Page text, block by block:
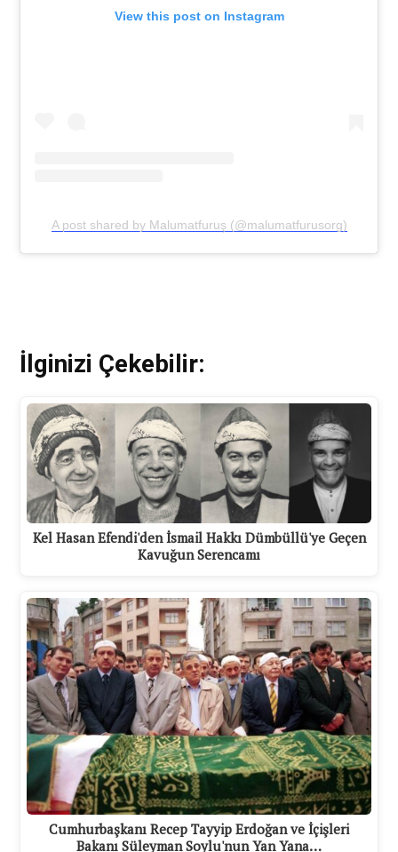
View this post on Instagram
A post shared by Malumatfuruş (@malumatfurusorg)
İlginizi Çekebilir:
Kel Hasan Efendi'den İsmail Hakkı Dümbüllü'ye Geçen
Kavuğun Serencamı
Cumhurbaşkanı Recep Tayyip Erdoğan ve İçişleri
Bakanı Süleyman Soylu'nun Yan Yana…